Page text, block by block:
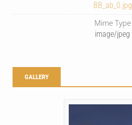
BB_ab_0.jpg
Mime Type
image/jpeg
GALLERY